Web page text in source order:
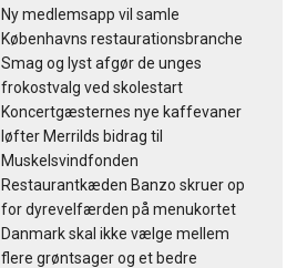
Ny medlemsapp vil samle
Københavns restaurationsbranche
Smag og lyst afgør de unges
frokostvalg ved skolestart
Koncertgæsternes nye kaffevaner
løfter Merrilds bidrag til
Muskelsvindfonden
Restaurantkæden Banzo skruer op
for dyrevelfærden på menukortet
Danmark skal ikke vælge mellem
flere grøntsager og et bedre